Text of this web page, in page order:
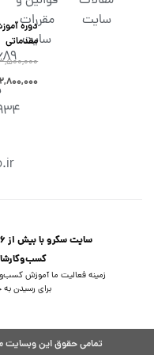
سایت
مقررات
سایت
دوره
مقدماتی
۲,۸۰۰,۰۰۰
زمینه فعالیت ما آموزش
برای رسیدن
تمامی حقوق این وبسایت